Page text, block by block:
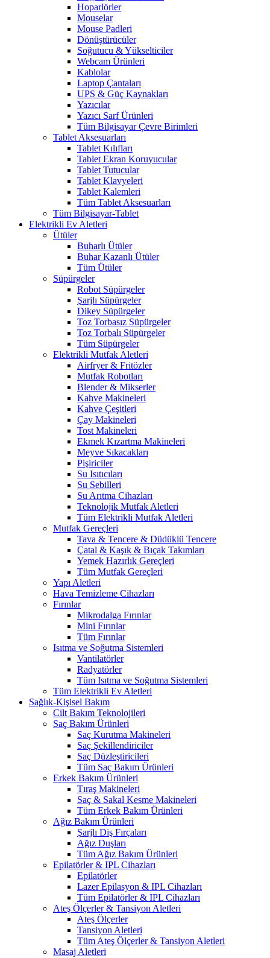
Hoparlörler
Mouselar
Mouse Padleri
Dönüştürücüler
Soğutucu & Yükselticiler
Webcam Ürünleri
Kablolar
Laptop Çantaları
UPS & Güç Kaynakları
Yazıcılar
Yazıcı Sarf Ürünleri
Tüm Bilgisayar Çevre Birimleri
Tablet Aksesuarları
Tablet Kılıfları
Tablet Ekran Koruyucular
Tablet Tutucular
Tablet Klavyeleri
Tablet Kalemleri
Tüm Tablet Aksesuarları
Tüm Bilgisayar-Tablet
Elektrikli Ev Aletleri
Ütüler
Buharlı Ütüler
Buhar Kazanlı Ütüler
Tüm Ütüler
Süpürgeler
Robot Süpürgeler
Şarjlı Süpürgeler
Dikey Süpürgeler
Toz Torbasız Süpürgeler
Toz Torbalı Süpürgeler
Tüm Süpürgeler
Elektrikli Mutfak Aletleri
Airfryer & Fritözler
Mutfak Robotları
Blender & Mikserler
Kahve Makineleri
Kahve Çeşitleri
Çay Makineleri
Tost Makineleri
Ekmek Kızartma Makineleri
Meyve Sıkacakları
Pişiriciler
Su Isıtıcıları
Su Sebilleri
Su Arıtma Cihazları
Teknolojik Mutfak Aletleri
Tüm Elektrikli Mutfak Aletleri
Mutfak Gereçleri
Tava & Tencere & Düdüklü Tencere
Çatal & Kaşık & Bıçak Takımları
Yemek Hazırlık Gereçleri
Tüm Mutfak Gereçleri
Yapı Aletleri
Hava Temizleme Cihazları
Fırınlar
Mikrodalga Fırınlar
Mini Fırınlar
Tüm Fırınlar
Isıtma ve Soğutma Sistemleri
Vantilatörler
Radyatörler
Tüm Isıtma ve Soğutma Sistemleri
Tüm Elektrikli Ev Aletleri
Sağlık-Kişisel Bakım
Cilt Bakım Teknolojileri
Saç Bakım Ürünleri
Saç Kurutma Makineleri
Saç Şekillendiriciler
Saç Düzleştiricileri
Tüm Saç Bakım Ürünleri
Erkek Bakım Ürünleri
Tıraş Makineleri
Saç & Sakal Kesme Makineleri
Tüm Erkek Bakım Ürünleri
Ağız Bakım Ürünleri
Şarjlı Diş Fırçaları
Ağız Duşları
Tüm Ağız Bakım Ürünleri
Epilatörler & IPL Cihazları
Epilatörler
Lazer Epilasyon & IPL Cihazları
Tüm Epilatörler & IPL Cihazları
Ateş Ölçerler & Tansiyon Aletleri
Ateş Ölçerler
Tansiyon Aletleri
Tüm Ateş Ölçerler & Tansiyon Aletleri
Masaj Aletleri